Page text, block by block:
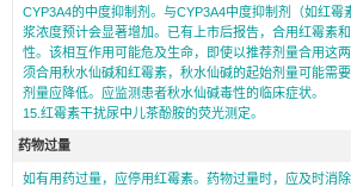
CYP3A4的中度抑制剂。与CYP3A4中度抑制剂（如红霉
浆浓度预计会显著增加。已有上市后报告，合用红霉素
性。该相互作用可能危及生命，即使以推荐剂量合用这
须合用秋水仙碱和红霉素，秋水仙碱的起始剂量可能需
剂量应降低。应监测患者秋水仙碱毒性的临床症状。
15.红霉素干扰尿中儿茶酚胺的荧光测定。
药物过量
如有用药过量，应停用红霉素。药物过量时，应及时消